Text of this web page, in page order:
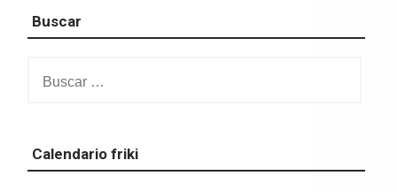
Buscar
Calendario friki